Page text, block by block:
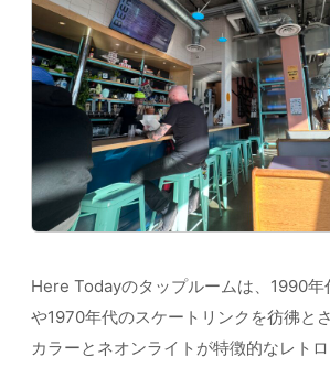
Here Todayのタップルームは、1990年
や1970年代のスケートリンクを彷彿と
カラーとネオンライトが特徴的なレト